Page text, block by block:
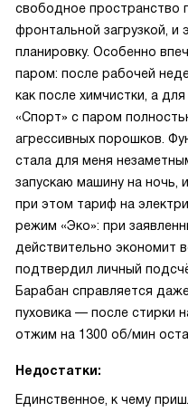
свободное пространство
фронтальной загрузкой, и
планировку. Особенно
паром: после рабочей
как после химчистки, а
«Спорт» с паром
агрессивных порошков.
стала для меня
запускаю машину на ночь,
при этом тариф на
режим «Эко»: при
действительно экономит
подтвердил личный
Барабан справляется
пуховика — после стирки
отжим на 1300 об/мин
Недостатки:
Единственное, к чему